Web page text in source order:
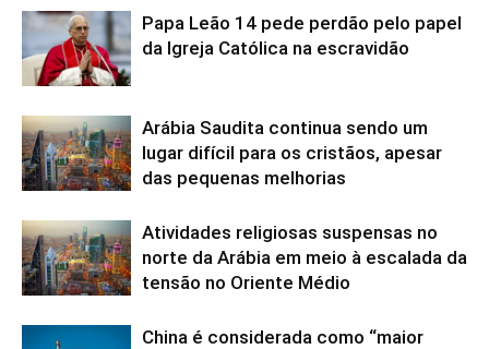
Papa Leão 14 pede perdão pelo papel
da Igreja Católica na escravidão
Arábia Saudita continua sendo um
lugar difícil para os cristãos, apesar
das pequenas melhorias
Atividades religiosas suspensas no
norte da Arábia em meio à escalada da
tensão no Oriente Médio
China é considerada como “maior